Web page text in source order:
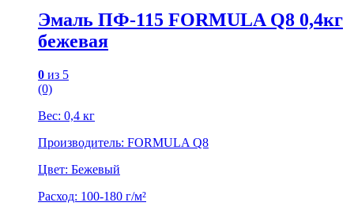
Эмаль ПФ-115 FORMULA Q8 0,4кг
бежевая
0 из 5
(0)
Вес: 0,4 кг
Производитель: FORMULA Q8
Цвет: Бежевый
Расход: 100-180 г/м²